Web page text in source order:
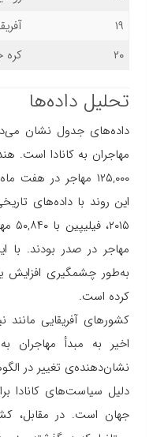
۱۹
۲۰
کره
تحلیل داده‌ها
داده‌های جدول نشان
مهاجران به کانادا است.
این روند با داده‌های
مهاجر در صدر بودند.
به‌طور چشمگیری افزایش
کرده است.
کشورهای آفریقایی مانند
اخیر به مبدأ مهاجران
نشان‌دهنده‌ی تغییر در
دلیل سیاست‌های کانادا
جهان است. در مقابل،